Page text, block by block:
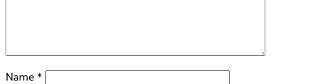
Name *